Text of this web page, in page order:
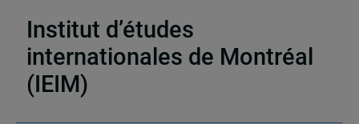
Institut d’études
internationales de Montréal
(IEIM)